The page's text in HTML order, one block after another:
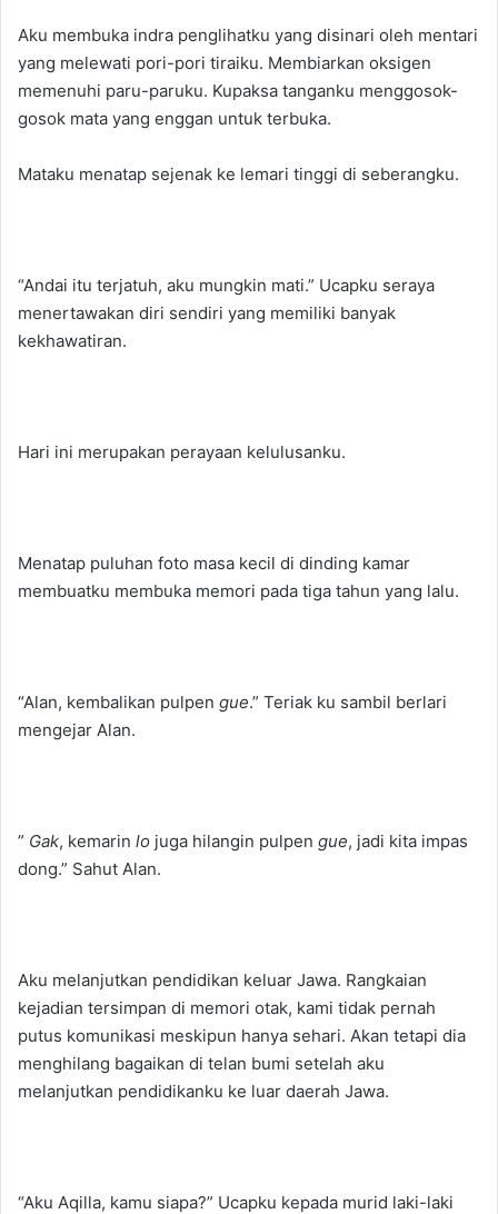
Aku membuka indra penglihatku yang disinari oleh mentari
yang melewati pori-pori tiraiku. Membiarkan oksigen
memenuhi paru-paruku. Kupaksa tanganku menggosok-
gosok mata yang enggan untuk terbuka.
Mataku menatap sejenak ke lemari tinggi di seberangku.
“Andai itu terjatuh, aku mungkin mati.” Ucapku seraya
menertawakan diri sendiri yang memiliki banyak
kekhawatiran.
Hari ini merupakan perayaan kelulusanku.
Menatap puluhan foto masa kecil di dinding kamar
membuatku membuka memori pada tiga tahun yang lalu.
“Alan, kembalikan pulpen gue.” Teriak ku sambil berlari
mengejar Alan.
” Gak, kemarin lo juga hilangin pulpen gue, jadi kita impas
dong.” Sahut Alan.
Aku melanjutkan pendidikan keluar Jawa. Rangkaian
kejadian tersimpan di memori otak, kami tidak pernah
putus komunikasi meskipun hanya sehari. Akan tetapi dia
menghilang bagaikan di telan bumi setelah aku
melanjutkan pendidikanku ke luar daerah Jawa.
“Aku Aqilla, kamu siapa?” Ucapku kepada murid laki-laki